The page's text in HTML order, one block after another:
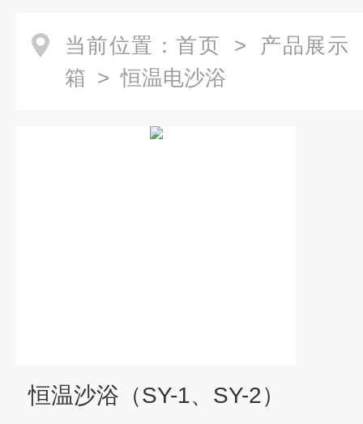
当前位置： 首页 > 产品展示
箱 >恒温电沙浴
恒温沙浴（SY-1、SY-2）